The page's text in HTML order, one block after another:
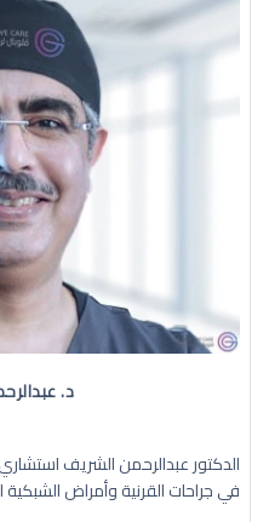
د.
الدكتور عبدالرحمن الشريف
في جراحات القرنية وأمراض